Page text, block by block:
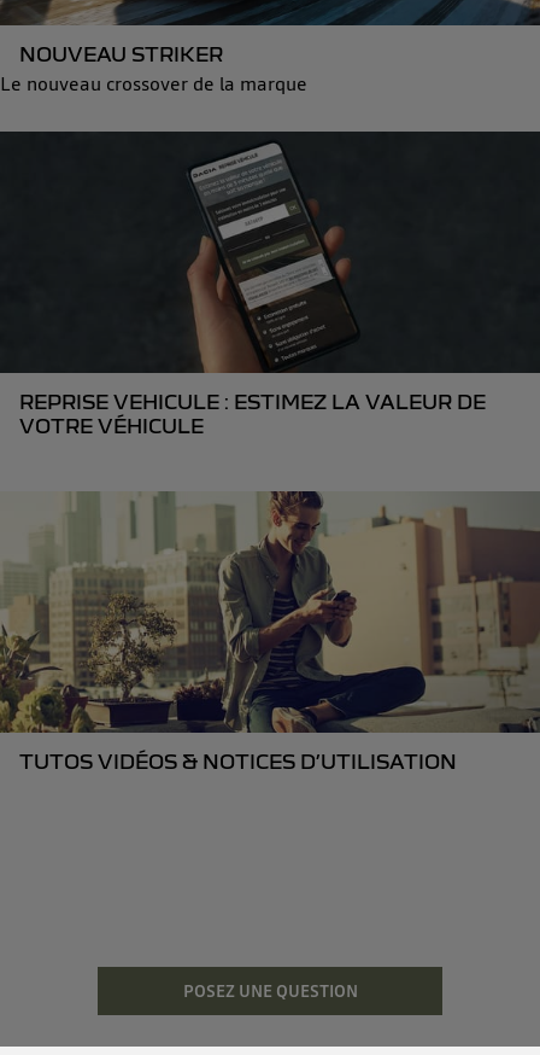
NOUVEAU STRIKER
Le nouveau crossover de la marque
REPRISE VEHICULE : ESTIMEZ LA VALEUR DE
VOTRE VÉHICULE
TUTOS VIDÉOS & NOTICES D’UTILISATION
POSEZ UNE QUESTION